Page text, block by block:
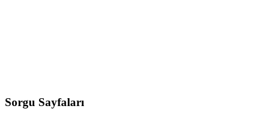
Sorgu Sayfaları